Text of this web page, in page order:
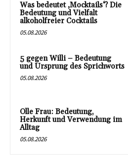
Was bedeutet ‚Mocktails‘? Die
Bedeutung und Vielfalt
alkoholfreier Cocktails
05.08.2026
5 gegen Willi – Bedeutung
und Ursprung des Sprichworts
05.08.2026
Olle Frau: Bedeutung,
Herkunft und Verwendung im
Alltag
05.08.2026